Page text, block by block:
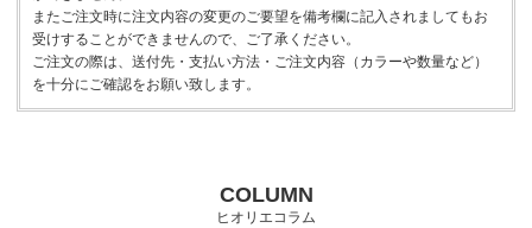
またご注文時に注文内容の変更のご要望を備考欄に記入されましてもお
受けすることができませんので、ご了承ください。
ご注文の際は、送付先・支払い方法・ご注文内容（カラーや数量など）
を十分にご確認をお願い致します。
COLUMN
ヒオリエコラム